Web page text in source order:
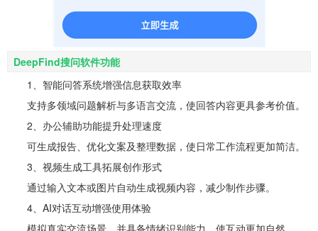
DeepFind搜问软件功能
1、智能问答系统增强信息获取效率
支持多领域问题解析与多语言交流，使回答内容更具参考价值。
2、办公辅助功能提升处理速度
可生成报告、优化文案及整理数据，使日常工作流程更加简洁。
3、视频生成工具拓展创作形式
通过输入文本或图片自动生成视频内容，减少制作步骤。
4、AI对话互动增强使用体验